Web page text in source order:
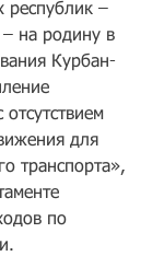
республик –
– на родину в
Курбан-
отсутствием
для
транспорта»,
по